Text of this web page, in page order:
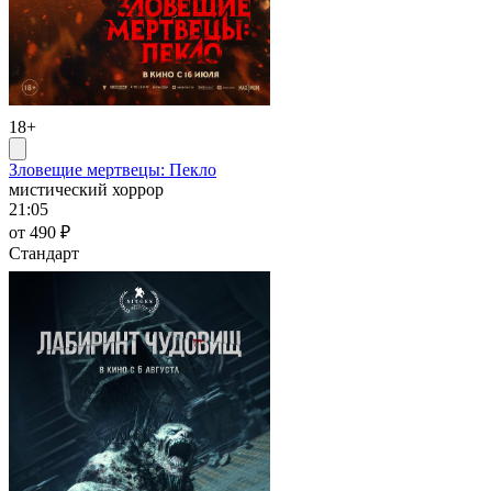
18+
Зловещие мертвецы: Пекло
мистический хоррор
21:05
от 490 ₽
Стандарт